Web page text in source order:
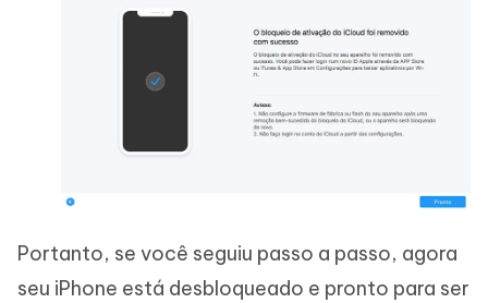
Portanto, se você seguiu passo a passo, agora
seu iPhone está desbloqueado e pronto para ser